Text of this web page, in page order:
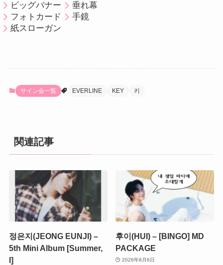
ビッグバナー
垂れ幕
フォトカード
手鏡
紙スローガン
サイン会一覧 EVERLINE KEY 키
関連記事
정은지(JEONG EUNJI) –
5th Mini Album [Summer,
I]
후이(HUI) – [BINGO] MD
PACKAGE
2026年8月6日